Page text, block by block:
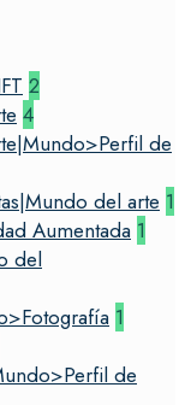
2
4
de
del arte 1
Aumentada 1
del
1
de